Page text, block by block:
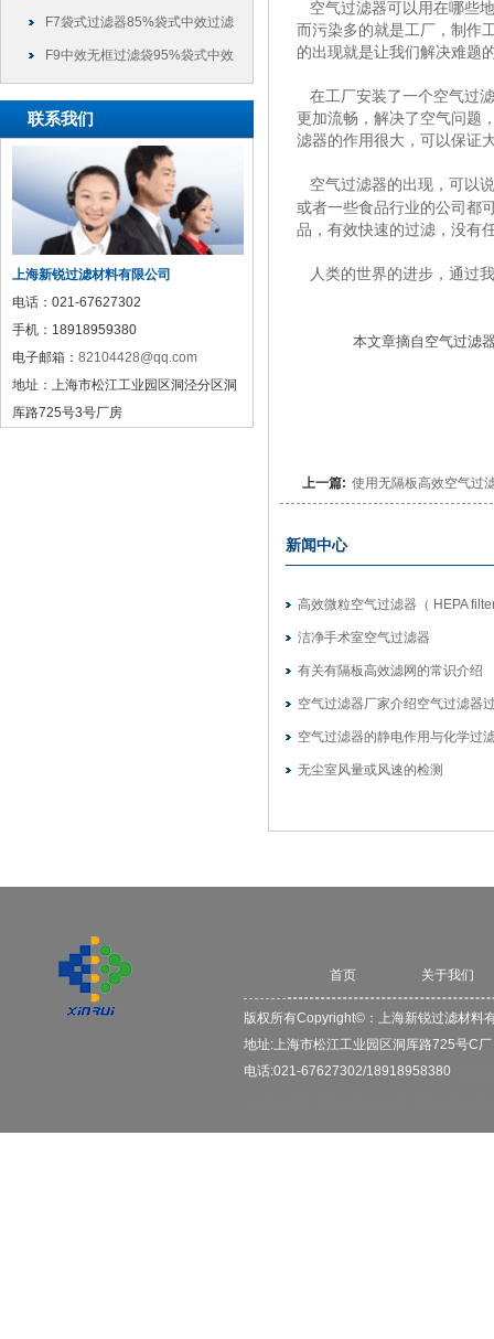
过滤器可以使用多久
F7袋式过滤器85%袋式中效过滤
袋
F9中效无框过滤袋95%袋式中效
过滤袋
联系我们
上海新锐过滤材料有限公司
电话： 021-67627302
手机： 18918959380
电子邮箱： 82104428@qq.com
地址：
上海市松江工业园区洞泾分区洞
厍路725号3号厂房
空气过滤器可 以用在哪些
而污染多的就是工厂，制作
的出现就是让我们解决难题
在工厂安装了一个空气过
更加流畅，解决了空气问题
滤器的作用很大，可以保证
空气过滤器的出现，可以
或者一些食品行业的公司都
品，有效快速的过滤，没有
人类的世界的进步，通过
本文章摘自空气过滤
上一篇: 使用无隔板高效空气过
新闻中心
高效微粒空气过滤器（ HEPA
洁净手术室空气过滤器
有关有隔板高效滤网的常识介绍
空气过滤器厂家介绍空气过滤器
空气过滤器的静电作用与化学过
无尘室风量或风速的检测
首页 关于我们
版权所有Copyright©： 上海新锐过滤材料
地址:上海市松江工业园区洞厍路725号C厂
电话:021-67627302/18918958380